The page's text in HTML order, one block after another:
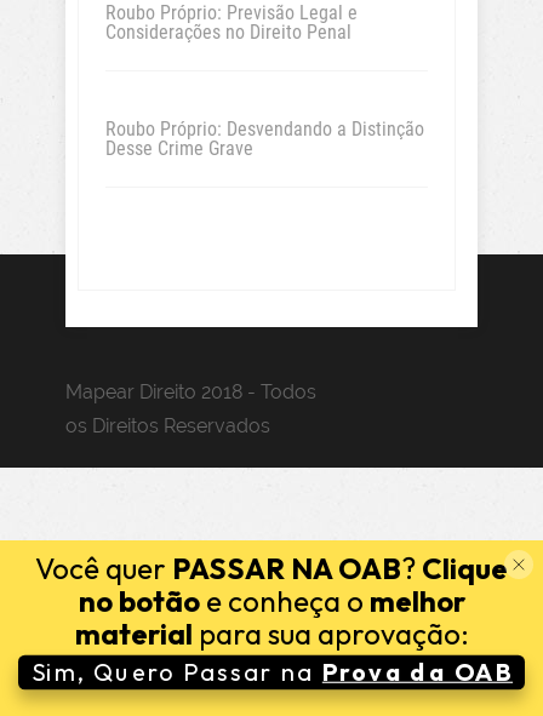
Roubo Próprio: Previsão Legal e
Considerações no Direito Penal
Roubo Próprio: Desvendando a Distinção
Desse Crime Grave
Mapear Direito 2018 - Todos
os Direitos Reservados
Você quer PASSAR NA OAB? Clique
no botãoe conheça o melhor
material para sua aprovação:
Sim, Quero Passar na Prova da OAB